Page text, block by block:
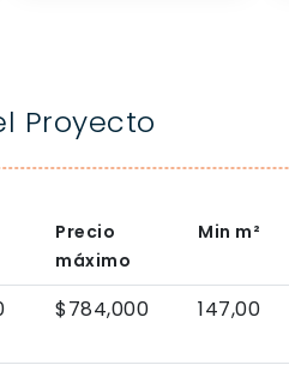
Proyecto
Precio
máximo
Min m²
$784,000 147,00